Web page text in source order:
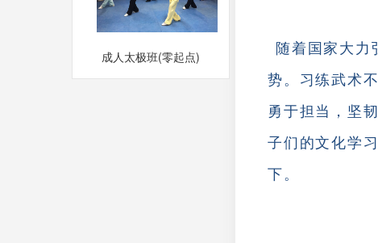
成人太极班(零起点)
随着国家大力
势。习练武术
勇于担当，坚
子们的文化学
下。